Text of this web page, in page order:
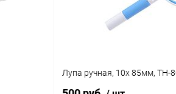
Лупа ручная, 10х 85мм, TH-